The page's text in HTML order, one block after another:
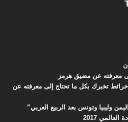
معرفته عن مضيق هرمز
عرض كتاب “سجناء الجغرافيا: 10 خرائط تخبرك بكل ما تحتاج إلى معرفته عن
وليبيا وتونس بعد الربيع العربي”
2017